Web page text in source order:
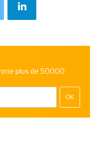
plus de 50000
OK